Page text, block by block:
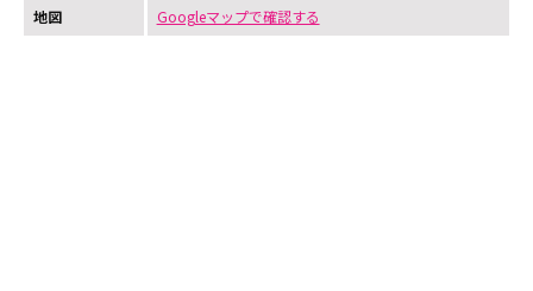
地図 Googleマップで確認する